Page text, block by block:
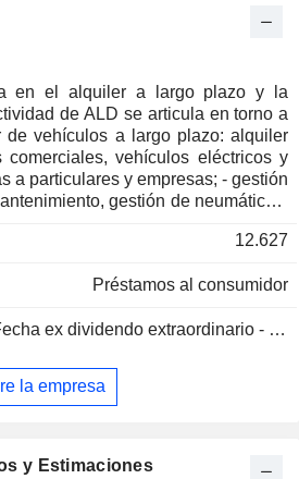
en el alquiler a largo plazo y la
de ALD se articula en torno a
comerciales, vehículos eléctricos y
y empresas; - gestión
gestión de neumáticos,
por periodos de entre 1 y 12
con una flota de 2 525 000
12.627
Préstamos al consumidor
ex dividendo extraordinario - 0.32 EUR
la empresa
y Estimaciones